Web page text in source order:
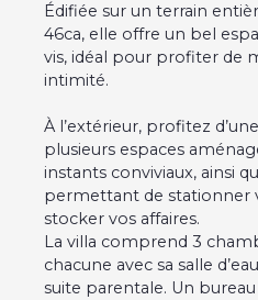
Édifiée sur un terrain
46ca, elle offre un bel
vis, idéal pour profiter de
intimité.
À l’extérieur, profitez
plusieurs espaces
instants conviviaux, ainsi
permettant de stationner
stocker vos affaires.
La villa comprend 3
chacune avec sa salle
suite parentale. Un